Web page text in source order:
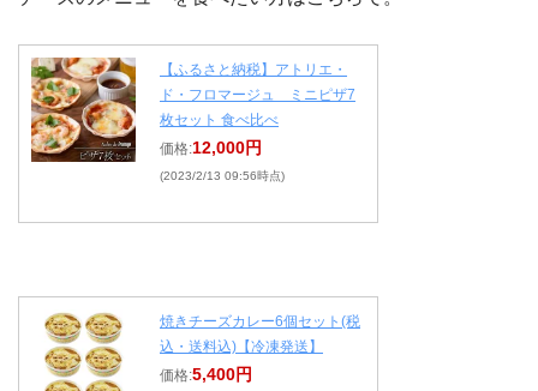
【ふるさと納税】アトリエ・
ド・フロマージュ ミニピザ7
枚セット 食べ比べ
価格:12,000円
(2023/2/13 09:56時点)
焼きチーズカレー6個セット(税
込・送料込)【冷凍発送】
価格:5,400円